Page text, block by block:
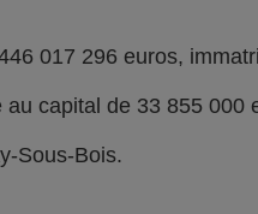
017 296 euros,
capital de 33 855
Sous-Bois.